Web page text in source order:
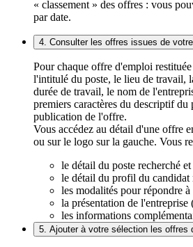
« classement » des offres : vous
par date.
4. Consulter les offres issues de
Pour chaque offre d'emploi
l'intitulé du poste, le lieu de travail,
durée de travail, le nom de
premiers caractères du descriptif du
publication de l'offre.
Vous accédez au détail d'une offre
ou sur le logo sur la gauche. Vous
le détail du poste recherché
le détail du profil du candidat
les modalités pour répondre
la présentation de l'entreprise
les informations
5. Ajouter à votre sélection les offres